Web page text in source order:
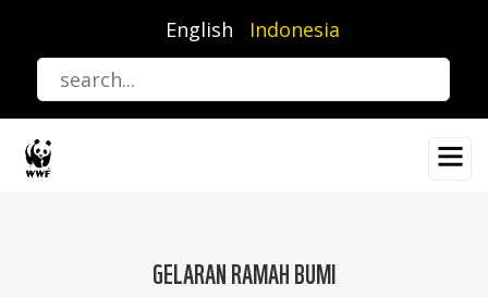
utama
English Indonesia
GELARAN RAMAH BUMI